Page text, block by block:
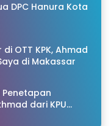
DPC Hanura Kota
OTT KPK, Ahmad
di Makassar
Penetapan
dari KPU